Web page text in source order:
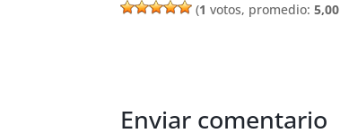
(1 votos, promedio:5,00
Enviar comentario